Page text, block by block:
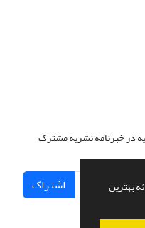
بهترین
در خبرنامه نشریه مشترک
اشتراک